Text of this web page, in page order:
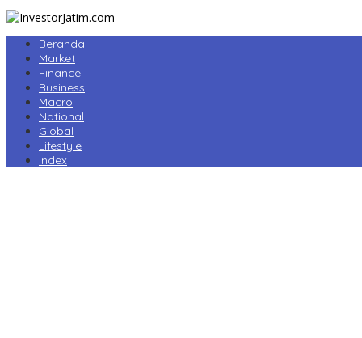
Beranda
Market
Finance
Business
Macro
National
Global
Lifestyle
Index